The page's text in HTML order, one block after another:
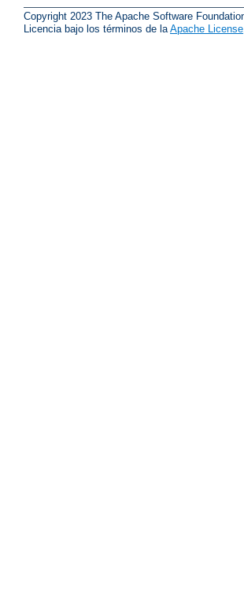
Copyright 2023 The Apache Software
Licencia bajo los términos de laApache